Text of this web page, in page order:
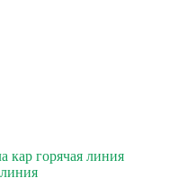
кар горячая линия